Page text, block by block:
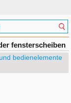
fensterscheiben
bedienelemente